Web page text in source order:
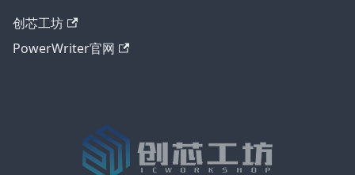
创芯工坊
PowerWriter官网